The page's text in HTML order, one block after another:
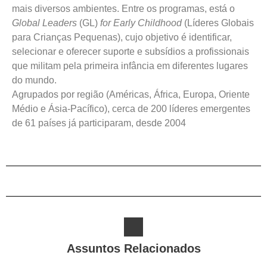
mais diversos ambientes. Entre os programas, está o
Global Leaders (GL) for Early Childhood(Líderes Globais
para Crianças Pequenas), cujo objetivo é identificar,
selecionar e oferecer suporte e subsídios a profissionais
que militam pela primeira infância em diferentes lugares
do mundo.
Agrupados por região (Américas, África, Europa, Oriente
Médio e Ásia-Pacífico), cerca de 200 líderes emergentes
de 61 países já participaram, desde 2004
Assuntos Relacionados